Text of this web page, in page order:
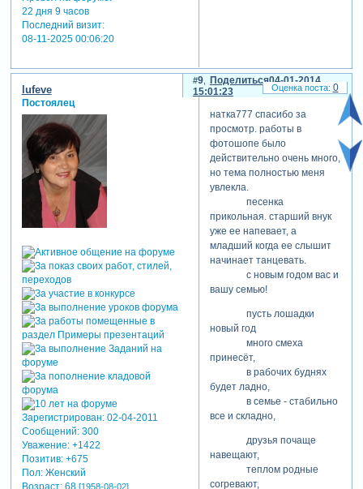
22 дня 9 часов
Последний визит:
08-11-2025 00:06:20
Поделиться
9
04-01-2014
15:01:23
lufeve
Постоялец
Зарегистрирован: 02-04-2011
Сообщений:300
Уважение: +1422
Позитив: +675
Пол:Женский
Возраст:68 [1958-08-02]
натка777 спасибо за
просмотр. работы в
фотошопе было
действительно очень много,
но тема полностью меня
увлекла.
песенка
прикольная. старший внук
уже ее напевает, а
младший когда ее слышит
начинает танцевать.
с новым годом вас и
вашу семью!
пусть лошадки
новый год
много смеха
принесёт,
в рабочих буднях
будет ладно,
в семье - стабильно
все и складно,
друзья почаще
навещают,
теплом родные
согревают,
0